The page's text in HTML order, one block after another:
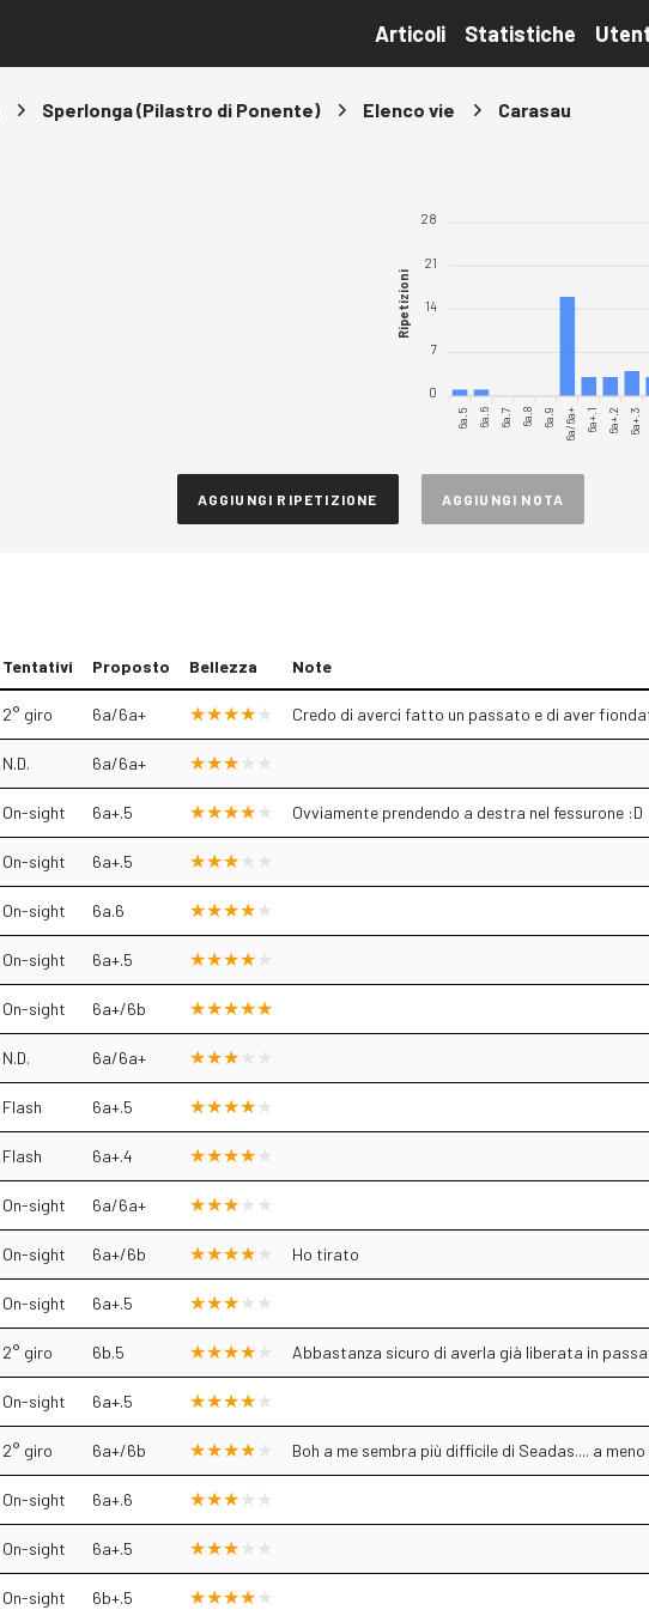
Articoli Statistiche
Sperlonga (Pilastro di Ponente) Elenco vie Carasau
28
21
14
7
0
Ripetizioni
6a.5 6a.6 6a.7 6a.8 6a.9 6a/6a+ 6a+.1 6a+.2 6a+.3
AGGIUNGI RIPETIZIONE AGGIUNGI NOTA
Tentativi Proposto Bellezza Note
2° giro 6a/6a+ Credo di averci fatto un passato e di aver
N.D. 6a/6a+
On-sight 6a+.5 Ovviamente prendendo a destra nel fessurone :D
On-sight 6a+.5
On-sight 6a.6
On-sight 6a+.5
On-sight 6a+/6b
N.D. 6a/6a+
Flash 6a+.5
Flash 6a+.4
On-sight 6a/6a+
On-sight 6a+/6b Ho tirato
On-sight 6a+.5
2° giro 6b.5 Abbastanza sicuro di averla già liberata in
On-sight 6a+.5
2° giro 6a+/6b Boh a me sembra più difficile di Seadas.... a
On-sight 6a+.6
On-sight 6a+.5
On-sight 6b+.5